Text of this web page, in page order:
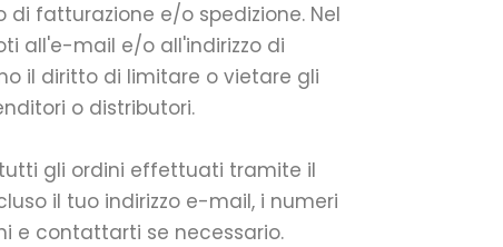
fatturazione e/o spedizione. Nel
all'e-mail e/o all'indirizzo di
il diritto di limitare o vietare gli
o distributori.
gli ordini effettuati tramite il
il tuo indirizzo e-mail, i numeri
e contattarti se necessario.